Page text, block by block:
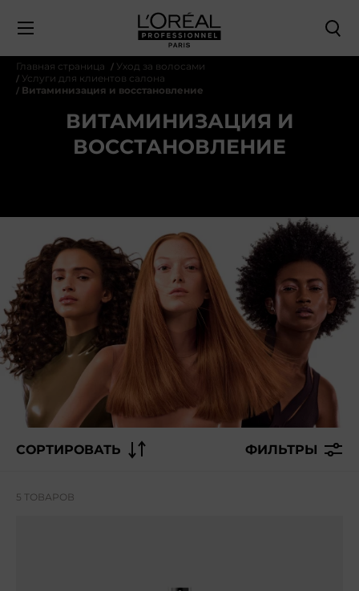
Главная страница
Уход за волосами
Услуги для клиентов салона
Витаминизация и восстановление
ВИТАМИНИЗАЦИЯ И
ВОССТАНОВЛЕНИЕ
5 ТОВАРОВ
СОРТИРОВАТЬ ФИЛЬТРЫ